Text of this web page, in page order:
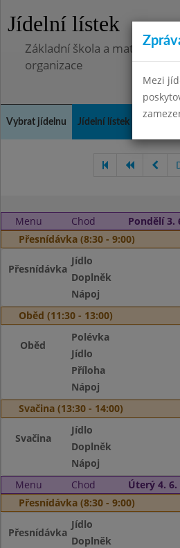
Jídelní lístek
Základní škola a mateřská
organizace
Vybrat jídelnu Jídelní lístek
Menu Chod
Pondělí 3.
Přesnídávka (8:30 - 9:00)
Přesnídávka
Jídlo
Doplněk
Nápoj
Oběd (11:30 - 13:00)
Oběd
Polévka
Jídlo
Příloha
Nápoj
Svačina (13:30 - 14:00)
Svačina
Jídlo
Doplněk
Nápoj
Menu
Chod
Úterý 4. 6.
Přesnídávka (8:30 - 9:00)
Přesnídávka
Jídlo
Doplněk
Mezi